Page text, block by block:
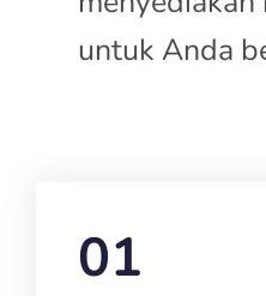
untuk Anda
01